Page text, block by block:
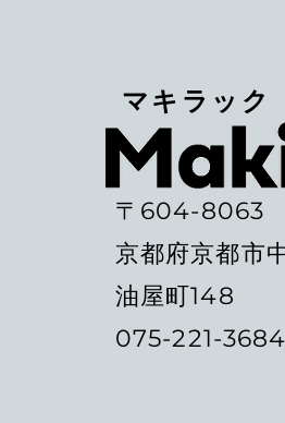
〒604-8063
京都府京都市
油屋町148
075-221-3684
マキラック